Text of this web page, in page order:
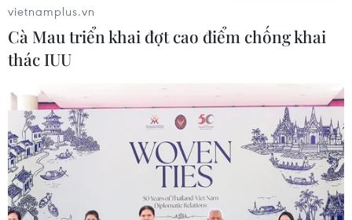
vietnamplus.vn
Cà Mau triển khai đợt cao điểm chống khai
thác IUU